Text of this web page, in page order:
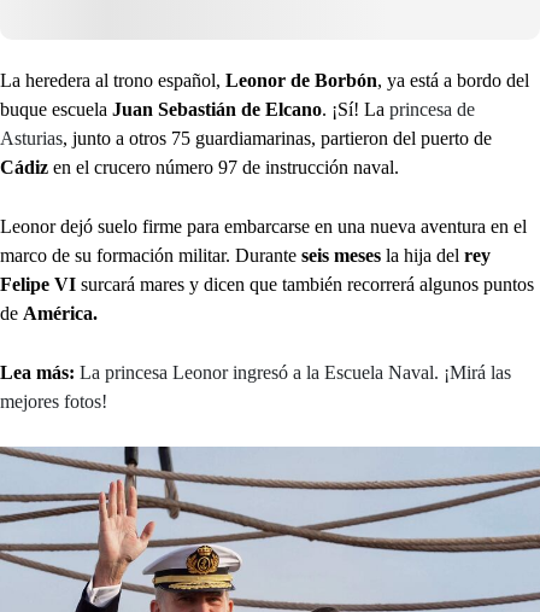
La heredera al trono español, Leonor de Borbón, ya está a bordo del
buque escuela Juan Sebastián de Elcano. ¡Sí! La princesa de
Asturias, junto a otros 75 guardiamarinas, partieron del puerto de
Cádiz en el crucero número 97 de instrucción naval.
Leonor dejó suelo firme para embarcarse en una nueva aventura en el
marco de su formación militar. Durante seis meses la hija del rey
Felipe VI surcará mares y dicen que también recorrerá algunos puntos
de América.
Lea más: La princesa Leonor ingresó a la Escuela Naval. ¡Mirá las
mejores fotos!